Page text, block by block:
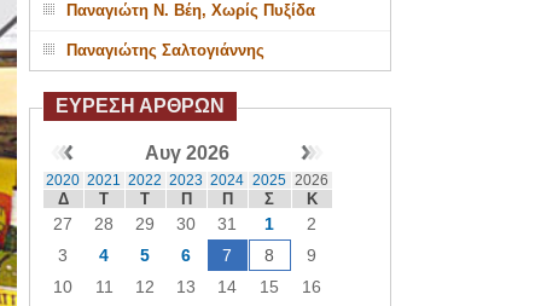
Παναγιώτη Ν. Βέη, Χωρίς Πυξίδα
Παναγιώτης Σαλτογιάννης
ΕΥΡΕΣΗ ΑΡΘΡΩΝ
Αυγ 2026
2020 2021 2022 2023 2024 2025 2026
Δ Τ Τ Π Π Σ Κ
27 28 29 30 31 1
2
3
4 5 6 7 8
9
10
11 12 13 14 15
16